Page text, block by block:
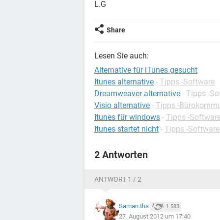
L.G
Share
Lesen Sie auch:
Alternative für iTunes gesucht
Itunes alternative - Tipps -Software
Dreamweaver alternative - Tipps -
Visio alternative - Tipps -
Itunes für windows - Tipps -
Itunes startet nicht - Tipps -Software
2 Antworten
ANTWORT 1 / 2
Saman.tha 1.583
27. August 2012 um 17:40